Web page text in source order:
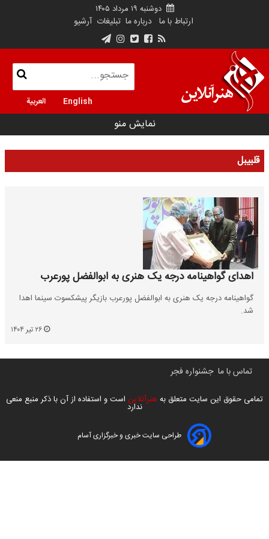
دوشنبه ۱۹ مرداد ۱۴۰۵
ارتباط با ما درباره ما تبلیغات آرشیو
English العربية
نمایش منو
قلبیبل
اهدای گواهینامه درجه یک هنری به ابوالفضل پورعرب
گواهینامه درجه یک هنری به ابوالفضل پورعرب بازیگر پیشکسوت سینما اهدا
شد.
تماس با ما جشنواره فجر
تمامی حقوق این سایت متعلق به هنرآنلاین است و استفاده از آن با ذکر منبع منعی
ندارد
طراحی سایت خبری و خبرگزاری آسام